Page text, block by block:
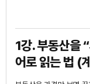
1강. 부동산을
어로 읽는 법 (